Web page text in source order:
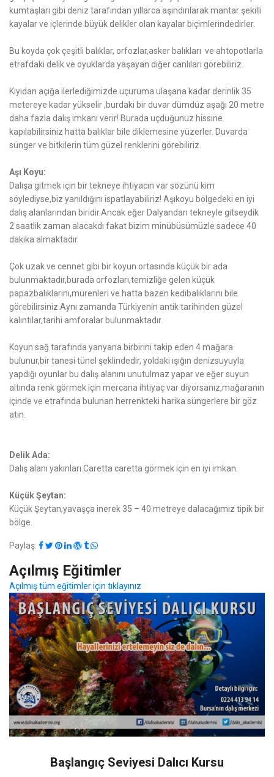
kumtaşları gibi deniz tarafından yıllarca aşındırılarak mantar şekilli
kayalar ve içlerinde büyük delikler olan kayalar biçimlerindedirler.
Bu koyda çok çeşitli balıklar, orfozlar,asker balıkları ve ahtopotlarla
etrafdaki delik ve oyuklarda yaşayan diğer canlıları görebiliriz.
Kıyıdan açığa ilerlediğimizde uçuruma ulaşana kadar derinlik 35
metereye kadar yükselir ,burdaki bir duvar dümdüz aşağı 20 metre
daha fazla dalış imkanı verir! Burada uçduğunuz hissine
kapılabilirsiniz hatta balıklar bile diklemesine yüzerler. Duvarda
sünger ve bitkilerin tüm güzel renklerini görebiliriz.
Aşı Koyu:
Dalışa gitmek için bir tekneye ihtiyacın var sözünü kim
söylediyse,biz yanıldığını ispatlayabiliriz! Aşıkoyu bölgedeki en iyi
dalış alanlarından biridir.Ancak eğer Dalyandan tekneyle gitseydik
2 saatlik zaman alacakdı fakat bizim minübüsümüzle sadece 40
dakika almaktadır.
Çok uzak ve cennet gibi bir koyun ortasında küçük bir ada
bulunmaktadır,burada orfozları,temizliğe gelen küçük
papazbalıklarını,mürenleri ve hatta bazen kedibalıklarını bile
görebilirsiniz.Aynı zamanda Türkiyenin antik tarihinden güzel
kalıntılar,tarihi amforalar bulunmaktadır.
Koyun sağ tarafında yanyana birbirini takip eden 4 mağara
bulunur,bir tanesi tünel şeklindedir, yoldaki ışığın denizsuyuyla
yapdığı oyunlar bu dalış alanını unutulmaz yapar ve eğer suyun
altında renk görmek için mercana ihtiyaç var diyorsanız,mağaranın
içinde ve etrafında bulunan herrenkteki harika süngerlere bir göz
atın.
Delik Ada:
Dalış alanı yakınları.Caretta caretta görmek için en iyi imkan.
Küçük Şeytan:
Küçük Şeytan,yavaşça inerek 35 – 40 metreye dalacağımız tipik bir
bölge.
Paylaş:
Açılmış Eğitimler
Açılmış tüm eğitimler için tıklayınız
Başlangıç Seviyesi Dalıcı Kursu